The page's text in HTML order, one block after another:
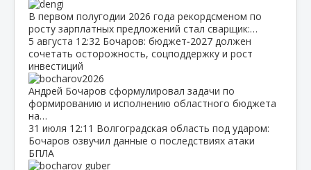
В первом полугодии 2026 года рекордсменом по
росту зарплатных предложений стал сварщик:…
5 августа 12:32 Бочаров: бюджет‑2027 должен
сочетать осторожность, соцподдержку и рост
инвестиций
Андрей Бочаров сформулировал задачи по
формированию и исполнению областного бюджета
на…
31 июля 12:11 Волгоградская область под ударом:
Бочаров озвучил данные о последствиях атаки
БПЛА